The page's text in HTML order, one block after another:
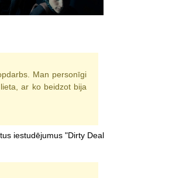
Man personīgi
ar ko beidzot bija
iestudējumus "Dirty Deal